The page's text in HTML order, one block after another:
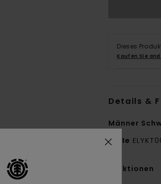
Dieses
Kaufen Sie
Details &
Männer
Style
Funktionen